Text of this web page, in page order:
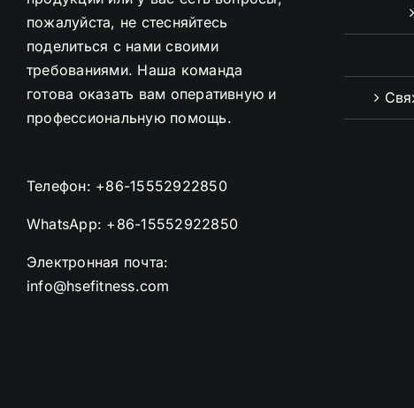
пожалуйста, не стесняйтесь
поделиться с нами своими
требованиями. Наша команда
готова оказать вам оперативную и
профессиональную помощь.
Телефон: +86-15552922850
WhatsApp: +86-15552922850
Электронная почта:
info@hsefitness.com